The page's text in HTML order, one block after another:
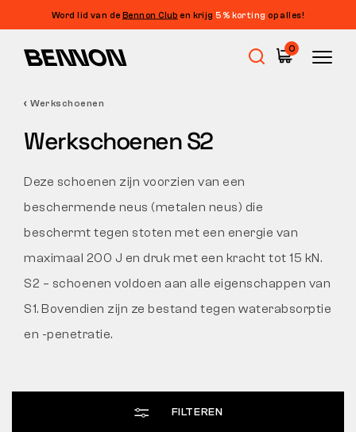
Word lid van de Bennon Club en krijg 5% korting op alles!
0
Barefoot
Outdoor
Vrijetijdsschoenen
Tactical
Werkschoenen
Werkschoenen S2
Deze schoenen zijn voorzien van een
beschermende neus (metalen neus) die
beschermt tegen stoten met een energie van
maximaal 200 J en druk met een kracht tot 15 kN.
S2 – schoenen voldoen aan alle eigenschappen van
S1. Bovendien zijn ze bestand tegen waterabsorptie
en -penetratie.
FILTEREN
Filters
FILTERS WISSEN